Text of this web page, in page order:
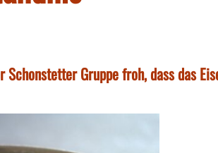
Schonstetter Gruppe froh, dass das